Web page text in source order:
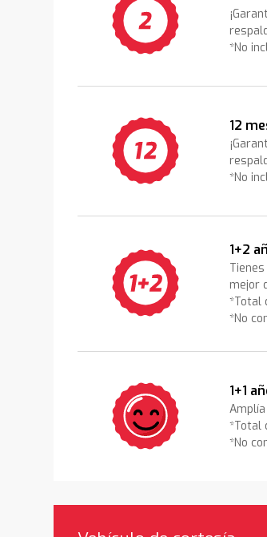
*No
12
*No
1+2
mejor
*Total
*No
1+1
*Total
*No